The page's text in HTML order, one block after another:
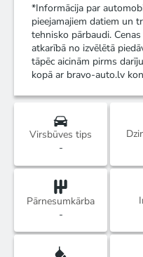
*Informācija par
pieejamajiem datiem un
tehnisko pārbaudi.
atkarībā no izvēlētā
tāpēc aicinām pirms
kopā ar bravo-auto.lv
Virsbūves tips
-
Pārnesumkārba
-